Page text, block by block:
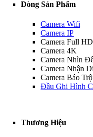
Dòng Sản Phẩm
Camera Wifi
Camera IP
Camera Full HD
Camera 4K
Camera Nhìn
Camera Nhận
Camera Báo
Đầu Ghi Hình
Thương Hiệu